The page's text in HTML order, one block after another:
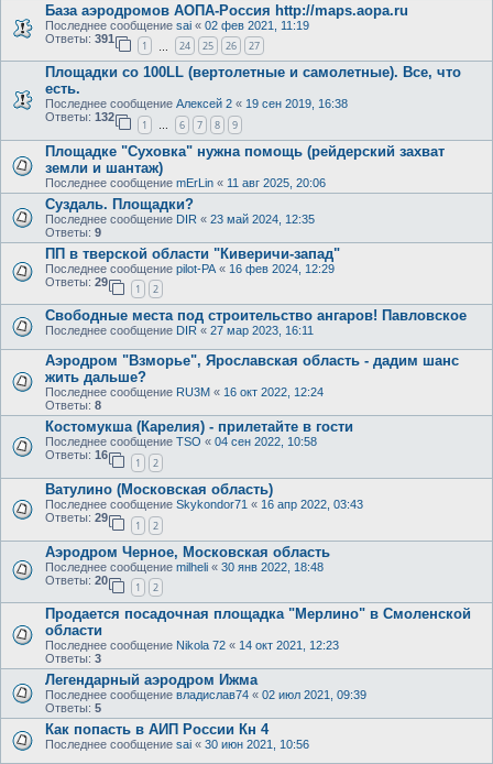
База аэродромов АОПА-Россия http://maps.aopa.ru
Последнее сообщение sai « 02 фев 2021, 11:19
Ответы: 391
1 24 25 26 27
Площадки со 100LL (вертолетные и самолетные). Все, что
есть.
Последнее сообщение Алексей 2 « 19 сен 2019, 16:38
Ответы: 132
1 … 6 7 8 9
Площадке "Суховка" нужна помощь (рейдерский захват
земли и шантаж)
Последнее сообщение mErLin « 11 авг 2025, 20:06
Суздаль. Площадки?
Последнее сообщение DIR « 23 май 2024, 12:35
Ответы: 9
ПП в тверской области "Киверичи-запад"
Последнее сообщение pilot-PA « 16 фев 2024, 12:29
Ответы: 29
1 2
Свободные места под строительство ангаров! Павловское
Последнее сообщение DIR « 27 мар 2023, 16:11
Аэродром "Взморье", Ярославская область - дадим шанс
жить дальше?
Последнее сообщение RU3M « 16 окт 2022, 12:24
Ответы: 8
Костомукша (Карелия) - прилетайте в гости
Последнее сообщение TSO « 04 сен 2022, 10:58
Ответы: 16
1 2
Ватулино (Московская область)
Последнее сообщение Skykondor71 « 16 апр 2022, 03:43
Ответы: 29
1 2
Аэродром Черное, Московская область
Последнее сообщение milheli « 30 янв 2022, 18:48
Ответы: 20
1 2
Продается посадочная площадка "Мерлино" в Смоленской
области
Последнее сообщение Nikola 72 « 14 окт 2021, 12:23
Ответы: 3
Легендарный аэродром Ижма
Последнее сообщение владислав74 « 02 июл 2021, 09:39
Ответы: 5
Как попасть в АИП России Кн 4
Последнее сообщение sai « 30 июн 2021, 10:56